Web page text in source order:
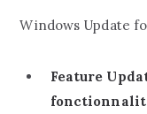
Windows Update
Feature